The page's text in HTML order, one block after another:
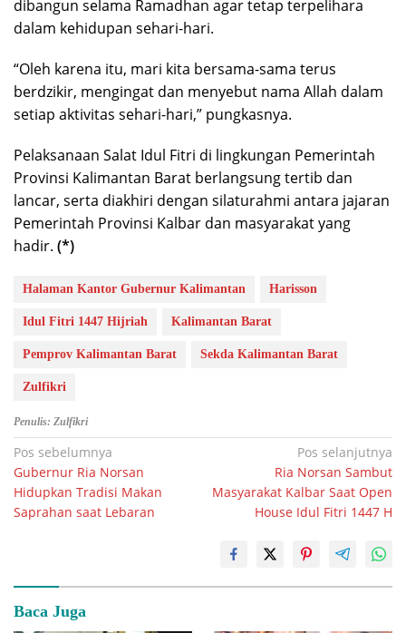
dibangun selama Ramadhan agar tetap terpelihara
dalam kehidupan sehari-hari.
“Oleh karena itu, mari kita bersama-sama terus
berdzikir, mengingat dan menyebut nama Allah dalam
setiap aktivitas sehari-hari,” pungkasnya.
Pelaksanaan Salat Idul Fitri di lingkungan Pemerintah
Provinsi Kalimantan Barat berlangsung tertib dan
lancar, serta diakhiri dengan silaturahmi antara jajaran
Pemerintah Provinsi Kalbar dan masyarakat yang
hadir. (*)
Halaman Kantor Gubernur Kalimantan Harisson
Idul Fitri 1447 Hijriah Kalimantan Barat
Pemprov Kalimantan Barat Sekda Kalimantan Barat
Zulfikri
Penulis: Zulfikri
Navigasi
pos
Pos sebelumnya
Gubernur Ria Norsan
Hidupkan Tradisi Makan
Saprahan saat Lebaran
Pos selanjutnya
Ria Norsan Sambut
Masyarakat Kalbar Saat Open
House Idul Fitri 1447 H
Baca Juga